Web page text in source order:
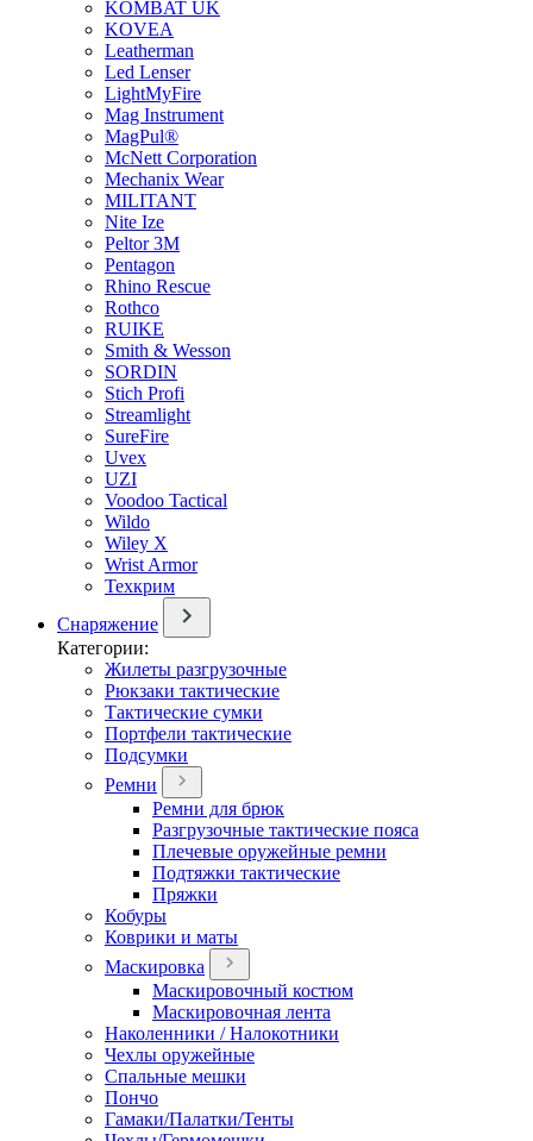
KOMBAT UK
KOVEA
Leatherman
Led Lenser
LightMyFire
Mag Instrument
MagPul®
McNett Corporation
Mechanix Wear
MILITANT
Nite Ize
Peltor 3M
Pentagon
Rhino Rescue
Rothco
RUIKE
Smith & Wesson
SORDIN
Stich Profi
Streamlight
SureFire
Uvex
UZI
Voodoo Tactical
Wildo
Wiley X
Wrist Armor
Техкрим
Снаряжение
Категории:
Жилеты разгрузочные
Рюкзаки тактические
Тактические сумки
Портфели тактические
Подсумки
Ремни
Ремни для брюк
Разгрузочные тактические пояса
Плечевые оружейные ремни
Подтяжки тактические
Пряжки
Кобуры
Коврики и маты
Маскировка
Маскировочный костюм
Маскировочная лента
Наколенники / Налокотники
Чехлы оружейные
Спальные мешки
Пончо
Гамаки/Палатки/Тенты